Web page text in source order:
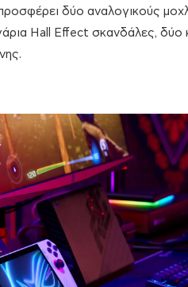
δύο αναλογικούς
Hall Effect σκανδάλες, δύο